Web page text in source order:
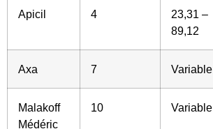
Apicil 4
23,31 –
89,12
Axa 7 Variable
Malakoff
Médéric
10 Variable